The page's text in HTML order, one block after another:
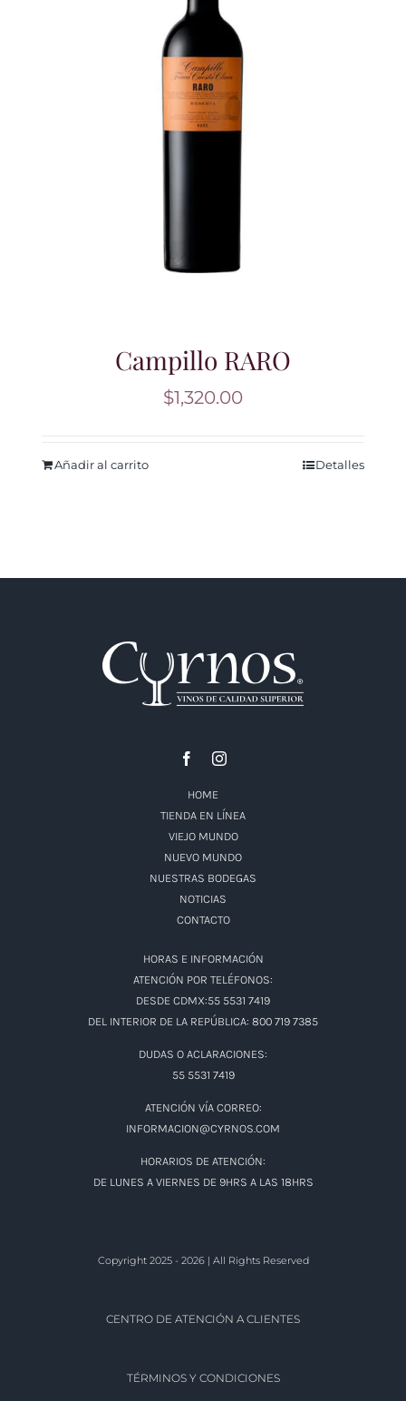
Campillo RARO
$1,320.00
Añadir al carrito Detalles
HOME
TIENDA EN LÍNEA
VIEJO MUNDO
NUEVO MUNDO
NUESTRAS BODEGAS
NOTICIAS
CONTACTO
HORAS E INFORMACIÓN
ATENCIÓN POR TELÉFONOS:
DESDE CDMX:55 5531 7419
DEL INTERIOR DE LA REPÚBLICA: 800 719 7385
DUDAS O ACLARACIONES:
55 5531 7419
ATENCIÓN VÍA CORREO:
INFORMACION@CYRNOS.COM
HORARIOS DE ATENCIÓN:
DE LUNES A VIERNES DE 9HRS A LAS 18HRS
Copyright 2025 - 2026 | All Rights Reserved
CENTRO DE ATENCIÓN A CLIENTES
TÉRMINOS Y CONDICIONES